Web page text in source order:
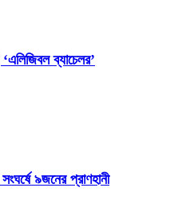
ব্যাচেলর’
৯জনের প্রাণহানী